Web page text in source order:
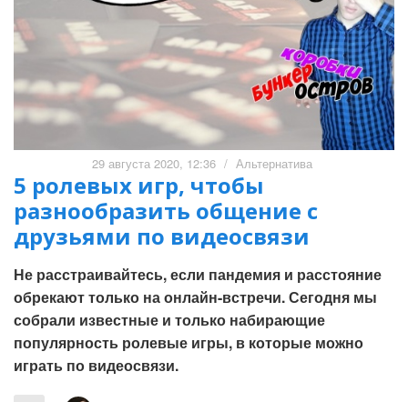
29 августа 2020, 12:36 / Альтернатива
5 ролевых игр, чтобы
разнообразить общение с
друзьями по видеосвязи
Не расстраивайтесь, если пандемия и расстояние
обрекают только на онлайн-встречи. Сегодня мы
собрали известные и только набирающие
популярность ролевые игры, в которые можно
играть по видеосвязи.